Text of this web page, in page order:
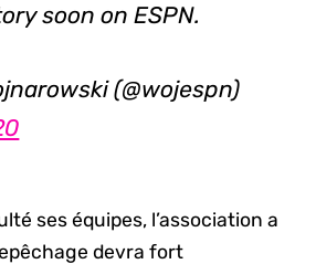
soon on ESPN.
(@wojespn)
ses équipes, l’association a
devra fort